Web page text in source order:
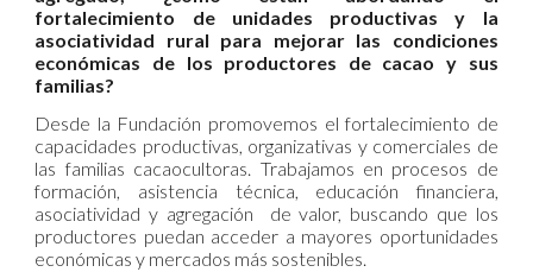
fortalecimiento de unidades productivas y la
asociatividad rural para mejorar las condiciones
económicas de los productores de cacao y sus
familias?
Desde la Fundación promovemos el fortalecimiento de
capacidades productivas, organizativas y comerciales de
las familias cacaocultoras. Trabajamos en procesos de
formación, asistencia técnica, educación financiera,
asociatividad y agregación de valor, buscando que los
productores puedan acceder a mayores oportunidades
económicas y mercados más sostenibles.